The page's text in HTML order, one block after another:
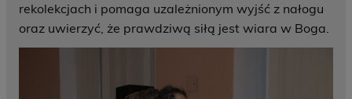
rekolekcjach i pomaga uzależnionym wyjść z nałogu
oraz uwierzyć, że prawdziwą siłą jest wiara w Boga.